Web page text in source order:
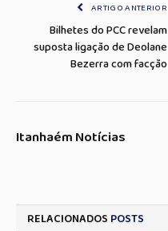
ARTIGO ANTERIOR
Bilhetes do PCC revelam
suposta ligação de Deolane
Bezerra com facção
Itanhaém Notícias
RELACIONADOS POSTS